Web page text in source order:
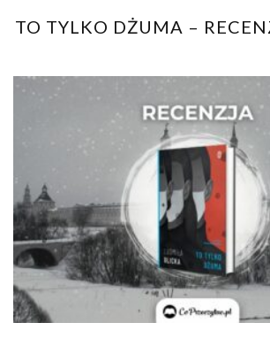
TO TYLKO DŻUMA –